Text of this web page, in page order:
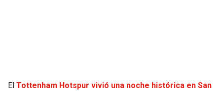
JAGUARS
WIZARDS
El Tottenham Hotspur vivió una noche histórica en San